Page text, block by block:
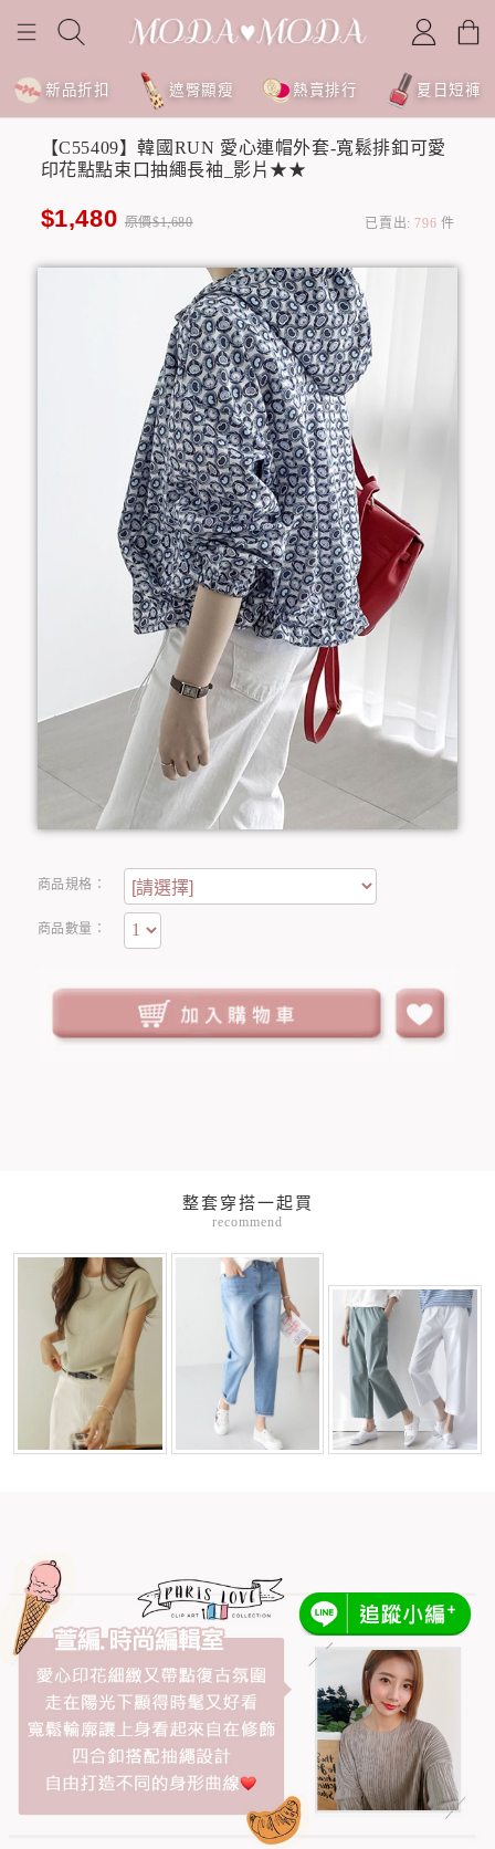
新品折扣 遮臀顯瘦 熱賣排行 夏日短褲
【C55409】韓國RUN 愛心連帽外套-寬鬆排釦可愛
印花點點束口抽繩長袖_影片★★
$1,480 原價$1,680 已賣出: 796 件
商品規格：
商品數量：
整套穿搭一起買
recommend